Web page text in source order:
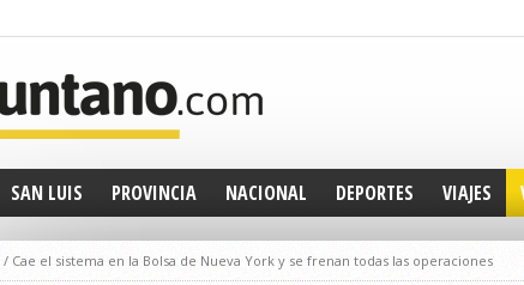
SAN LUIS PROVINCIA NACIONAL DEPORTES VIAJES
/ Cae el sistema en la Bolsa de Nueva York y se frenan todas las operaciones